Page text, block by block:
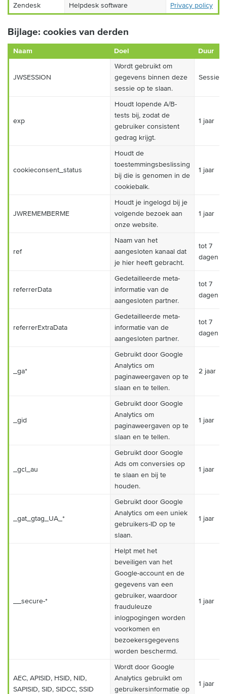
Zendesk
Helpdesk software Privacy policy
Bijlage: cookies van derden
Naam Doel Duur
JWSESSION
Wordt gebruikt om
gegevens binnen deze
sessie op te slaan.
Sessie
exp
Houdt lopende A/B-
tests bij, zodat de
gebruiker consistent
gedrag krijgt.
1 jaar
cookieconsent_status
Houdt de
toestemmingsbeslissing
bij die is genomen in de
cookiebalk.
1 jaar
JWREMEMBERME
Houdt je ingelogd bij je
volgende bezoek aan
onze website.
1 jaar
ref
Naam van het
aangesloten kanaal dat
je hier heeft gebracht.
tot 7
dagen
referrerData
Gedetailleerde meta-
informatie van de
aangesloten partner.
tot 7
dagen
referrerExtraData
Gedetailleerde meta-
informatie van de
aangesloten partner.
tot 7
dagen
_ga*
Gebruikt door Google
Analytics om
paginaweergaven op te
slaan en te tellen.
2 jaar
_gid
Gebruikt door Google
Analytics om
paginaweergaven op te
slaan en te tellen.
1 jaar
_gcl_au
Gebruikt door Google
Ads om conversies op
te slaan en bij te
houden.
1 jaar
_gat_gtag_UA_*
Gebruikt door Google
Analytics om een uniek
gebruikers-ID op te
slaan.
1 jaar
__secure-*
Helpt met het
beveiligen van het
Google-account en de
gegevens van een
gebruiker, waardoor
frauduleuze
inlogpogingen worden
voorkomen en
bezoekersgegevens
worden beschermd.
1 jaar
AEC, APISID, HSID, NID,
SAPISID, SID, SIDCC, SSID
Wordt door Google
Analytics gebruikt om
gebruikersinformatie op
1 jaar